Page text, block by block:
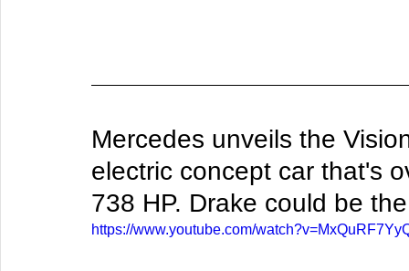
Mercedes unveils the
electric concept car that's
738 HP. Drake could be
https://www.youtube.com/